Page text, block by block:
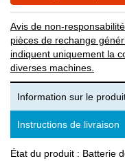
Avis de non-
pièces de rechange
indiquent uniquement la
diverses machines.
Information sur le
Instructions de livraison
État du produit : Batterie